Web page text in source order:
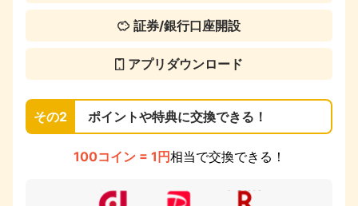
証券/銀行口座開設
アプリダウンロード
その2 ポイントや特典に交換できる！
100コイン = 1円相当で交換できる！